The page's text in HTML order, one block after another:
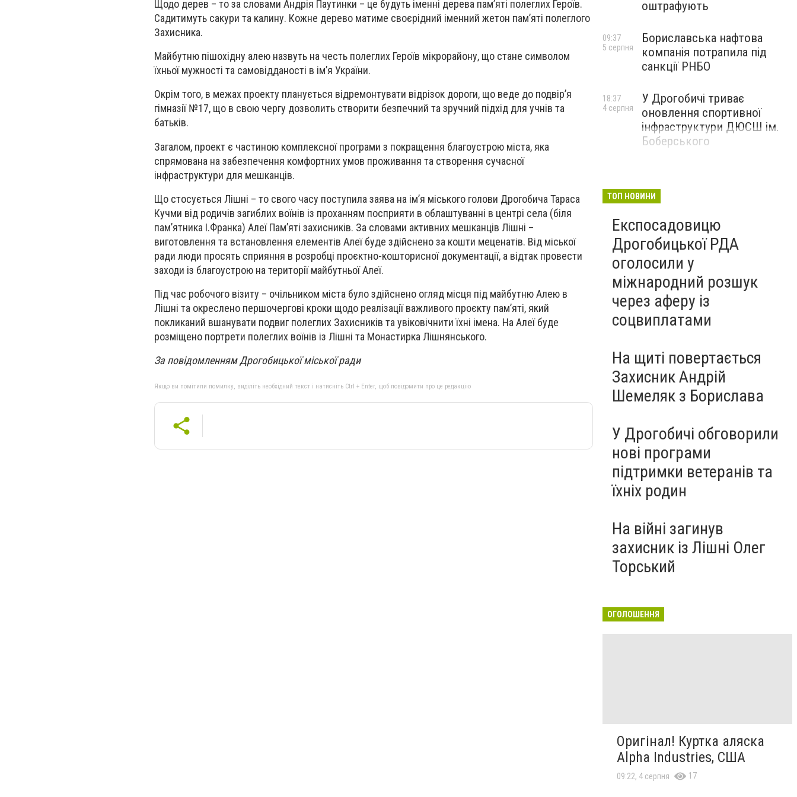
Щодо дерев – то за словами Андрія Паутинки – це будуть іменні дерева пам’яті полеглих Героїв.
Садитимуть сакури та калину. Кожне дерево матиме своєрідний іменний жетон пам’яті полеглого
Захисника.
Майбутню пішохідну алею назвуть на честь полеглих Героїв мікрорайону, що стане символом
їхньої мужності та самовідданості в ім’я України.
Окрім того, в межах проекту планується відремонтувати відрізок дороги, що веде до подвір’я
гімназії №17, що в свою чергу дозволить створити безпечний та зручний підхід для учнів та
батьків.
Загалом, проект є частиною комплексної програми з покращення благоустрою міста, яка
спрямована на забезпечення комфортних умов проживання та створення сучасної
інфраструктури для мешканців.
Що стосується Лішні – то свого часу поступила заява на ім’я міського голови Дрогобича Тараса
Кучми від родичів загиблих воїнів із проханням посприяти в облаштуванні в центрі села (біля
пам’ятника І.Франка) Алеї Пам’яті захисників. За словами активних мешканців Лішні –
виготовлення та встановлення елементів Алеї буде здійснено за кошти меценатів. Від міської
ради люди просять сприяння в розробці проєктно-кошторисної документації, а відтак провести
заходи із благоустрою на території майбутньої Алеї.
Під час робочого візиту – очільником міста було здійснено огляд місця під майбутню Алею в
Лішні та окреслено першочергові кроки щодо реалізації важливого проєкту пам’яті, який
покликаний вшанувати подвиг полеглих Захисників та увіковічнити їхні імена. На Алеї буде
розміщено портрети полеглих воїнів із Лішні та Монастирка Лішнянського.
За повідомленням Дрогобицької міської ради
Якщо ви помітили помилку, виділіть необхідний текст і натисніть Ctrl + Enter, щоб повідомити про це редакцію
оштрафують
Бориславська нафтова
компанія потрапила під
санкції РНБО
09:37
5 серпня
У Дрогобичі триває
оновлення спортивної
інфраструктури ДЮСШ ім.
Боберського
18:37
4 серпня
ТОП НОВИНИ
Експосадовицю
Дрогобицької РДА
оголосили у
міжнародний розшук
через аферу із
соцвиплатами
На щиті повертається
Захисник Андрій
Шемеляк з Борислава
У Дрогобичі обговорили
нові програми
підтримки ветеранів та
їхніх родин
На війні загинув
захисник із Лішні Олег
Торський
ОГОЛОШЕННЯ
Оригінал! Куртка аляска
Alpha Industries, США
09:22, 4 серпня 17